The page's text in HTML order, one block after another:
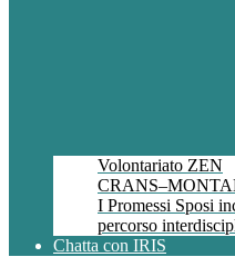
Volontariato ZEN
I Promessi Sposi
percorso
Chatta con IRIS